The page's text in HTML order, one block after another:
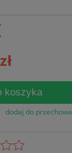
koszyka
dodaj do